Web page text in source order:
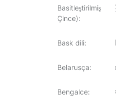
Basitleştirilmiş
Çince):
Bask dili:
Belarusça:
Bengalce: